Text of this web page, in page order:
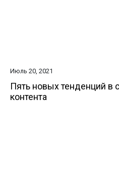
Июль 20, 2021
Пять новых тенденций в
контента